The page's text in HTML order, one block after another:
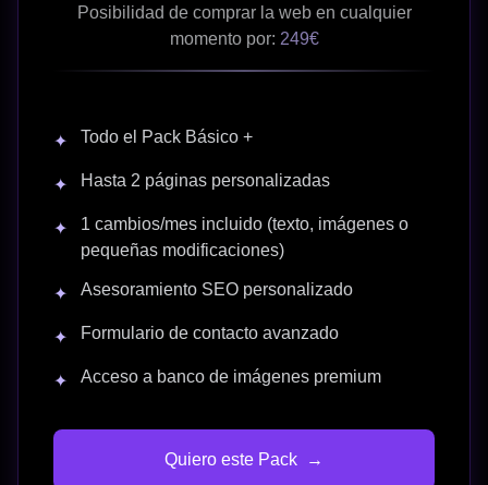
Posibilidad de comprar la web en cualquier
momento por: 249€
✦ Todo el Pack Básico +
✦ Hasta 2 páginas personalizadas
✦
1 cambios/mes incluido (texto, imágenes o
pequeñas modificaciones)
✦ Asesoramiento SEO personalizado
✦ Formulario de contacto avanzado
✦ Acceso a banco de imágenes premium
Quiero este Pack →